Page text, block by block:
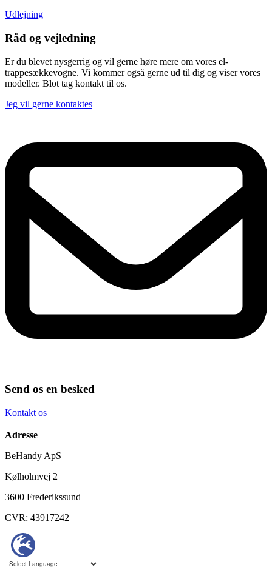
Udlejning
Råd og vejledning
Er du blevet nysgerrig og vil gerne høre mere om vores el-
trappesækkevogne. Vi kommer også gerne ud til dig og viser vores
modeller. Blot tag kontakt til os.
Jeg vil gerne kontaktes
Send os en besked
Kontakt os
Adresse
BeHandy ApS
Kølholmvej 2
3600 Frederikssund
CVR: 43917242